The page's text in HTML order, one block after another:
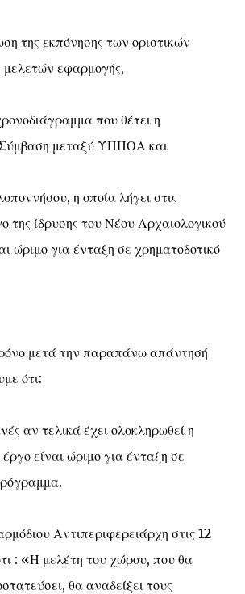
της εκπόνησης των οριστικών
μελετών εφαρμογής,
που θέτει η
μεταξύ ΥΠΠΟΑ και
η οποία λήγει στις
της ίδρυσης του Νέου Αρχαιολογικού
ώριμο για ένταξη σε χρηματοδοτικό
μετά την παραπάνω απάντησή
ότι:
αν τελικά έχει ολοκληρωθεί η
είναι ώριμο για ένταξη σε
Αντιπεριφερειάρχη στις 12
: «Η μελέτη του χώρου, που θα
θα αναδείξει τους